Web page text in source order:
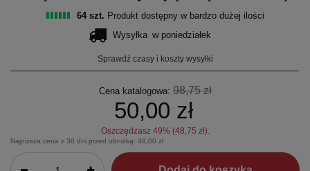
64 szt. Produkt dostępny w bardzo dużej ilości
Wysyłka w poniedziałek
Sprawdź czasy i koszty wysyłki
Cena katalogowa:98,75 zł
50,00 zł
Oszczędzasz 49% (48,75 zł).
Najniższa cena z 30 dni przed obniżką: 48,00 zł